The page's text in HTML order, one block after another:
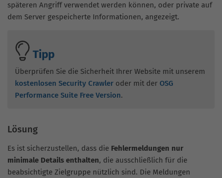
späteren Angriff verwendet werden können, oder private auf
dem Server gespeicherte Informationen, angezeigt.
Tipp
Überprüfen Sie die Sicherheit Ihrer Website mit unserem
kostenlosen Security Crawler oder mit der OSG
Performance Suite Free Version.
Lösung
Es ist sicherzustellen, dass die Fehlermeldungen nur
minimale Details enthalten, die ausschließlich für die
beabsichtigte Zielgruppe nützlich sind. Die Meldungen